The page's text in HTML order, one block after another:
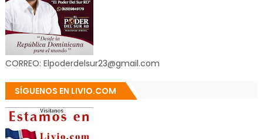
CORREO: Elpoderdelsur23@gmail.com
SÍGUENOS EN LIVIO.COM